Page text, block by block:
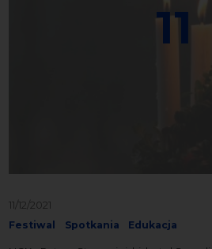
11
11/12/2021
Festiwal Spotkania Edukacja